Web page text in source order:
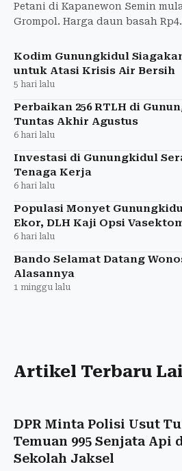
Petani di Kapanewon Semin
Grompol. Harga daun basah
Kodim Gunungkidul
untuk Atasi Krisis Air Bersih
5 hari lalu
Perbaikan 256 RTLH di
Tuntas Akhir Agustus
6 hari lalu
Investasi di Gunungkidul
Tenaga Kerja
6 hari lalu
Populasi Monyet
Ekor, DLH Kaji Opsi
6 hari lalu
Bando Selamat Datang
Alasannya
1 minggu lalu
Artikel Terbaru
DPR Minta Polisi Usut
Temuan 995 Senjata Api
Sekolah Jaksel